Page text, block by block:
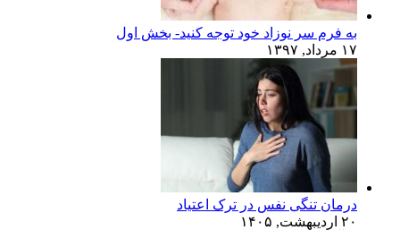
به فرم سر نوزاد خود توجه کنید- بخش اول
۱۷ مرداد, ۱۳۹۷
درمان تنگی نفس در ترک اعتیاد
۲۰ اردیبهشت, ۱۴۰۵